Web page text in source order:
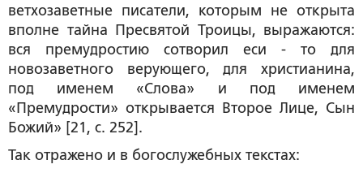
ветхозаветные писатели, которым не открыта
вполне тайна Пресвятой Троицы, выражаются:
вся премудростию сотворил еси - то для
новозаветного верующего, для христианина,
под именем «Слова» и под именем
«Премудрости» открывается Второе Лице, Сын
Божий» [21, с. 252].
Так отражено и в богослужебных текстах: